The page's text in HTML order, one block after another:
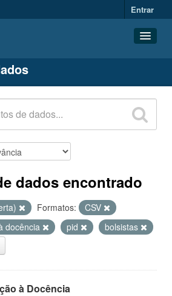
Entrar
dados encontrado
Formatos:
CSV
docência pid
bolsistas
à Docência